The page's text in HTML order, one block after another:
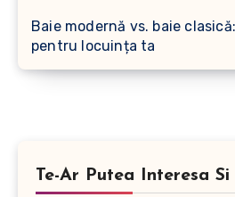
Baie modernă vs. baie
pentru locuința ta
Te-Ar Putea Interesa Si